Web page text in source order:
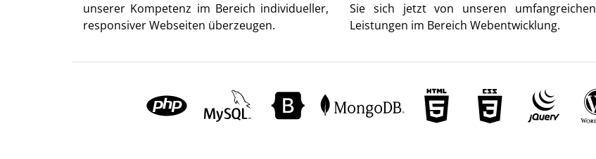
unserer Kompetenz im Bereich individueller,
responsiver Webseiten überzeugen.
Sie sich jetzt von unseren umfangreichen
Leistungen im Bereich Webentwicklung.